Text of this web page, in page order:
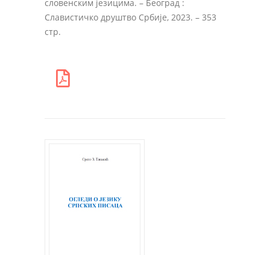
словенским језицима. – Београд :
Славистичко друштво Србије, 2023. – 353
стр.